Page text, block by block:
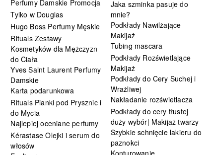
Perfumy Damskie Promocja
Tylko w Douglas
Hugo Boss Perfumy Męskie
Rituals Zestawy
Kosmetyków dla Mężczyzn
do Ciała
Yves Saint Laurent Perfumy
Damskie
Karta podarunkowa
Rituals Pianki pod Prysznic i
do Mycia
Najlepiej oceniane perfumy
Kérastase Olejki i serum do
włosów
Jaka szminka pasuje do
mnie?
Podkłady Nawilżające
Makijaż
Tubing mascara
Podkłady Rozświetlające
Makijaż
Podkłady do Cery Suchej i
Wrażliwej
Nakładanie rozświetlacza
Podkłady do cery tłustej
duży wybór| Makijaż twarzy
Szybkie schnięcie lakieru do
paznokci
Konturowanie